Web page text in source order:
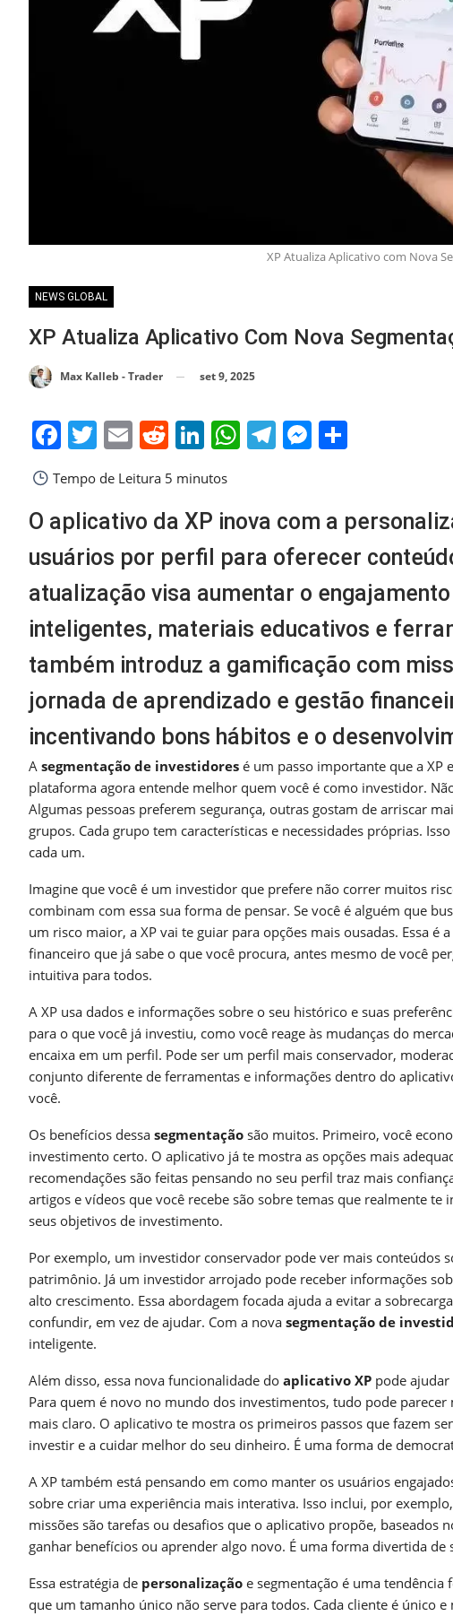
XP Atualiza Aplicativo com Nova
NEWS GLOBAL
XP Atualiza Aplicativo Com Nova
Max Kalleb - Trader set 9, 2025
Facebook
Twitter
EmailReddit
LinkedIn
WhatsApp
Telegram
Messenger
Tempo de Leitura 5 minutos
O aplicativo da XP inova com a
usuários por perfil para oferecer
atualização visa aumentar o
inteligentes, materiais educativos e
também introduz a gamificação com
jornada de aprendizado e gestão
incentivando bons hábitos e o
A segmentação de investidores é um passo importante que a XP
plataforma agora entende melhor quem você é como investidor.
Algumas pessoas preferem segurança, outras gostam de arriscar
grupos. Cada grupo tem características e necessidades próprias.
cada um.
Imagine que você é um investidor que prefere não correr muitos
combinam com essa sua forma de pensar. Se você é alguém que
um risco maior, a XP vai te guiar para opções mais ousadas. Essa é
financeiro que já sabe o que você procura, antes mesmo de você
intuitiva para todos.
A XP usa dados e informações sobre o seu histórico e suas
para o que você já investiu, como você reage às mudanças do
encaixa em um perfil. Pode ser um perfil mais conservador,
conjunto diferente de ferramentas e informações dentro do
você.
Os benefícios dessa segmentação são muitos. Primeiro, você
investimento certo. O aplicativo já te mostra as opções mais
recomendações são feitas pensando no seu perfil traz mais
artigos e vídeos que você recebe são sobre temas que realmente
seus objetivos de investimento.
Por exemplo, um investidor conservador pode ver mais conteúdos
patrimônio. Já um investidor arrojado pode receber informações
alto crescimento. Essa abordagem focada ajuda a evitar a
confundir, em vez de ajudar. Com a nova segmentação de
inteligente.
Além disso, essa nova funcionalidade do aplicativo XP pode
Para quem é novo no mundo dos investimentos, tudo pode
mais claro. O aplicativo te mostra os primeiros passos que fazem
investir e a cuidar melhor do seu dinheiro. É uma forma de
A XP também está pensando em como manter os usuários
sobre criar uma experiência mais interativa. Isso inclui, por
missões são tarefas ou desafios que o aplicativo propõe, baseados
ganhar benefícios ou aprender algo novo. É uma forma divertida
Essa estratégia de personalização e segmentação é uma tendência
que um tamanho único não serve para todos. Cada cliente é único